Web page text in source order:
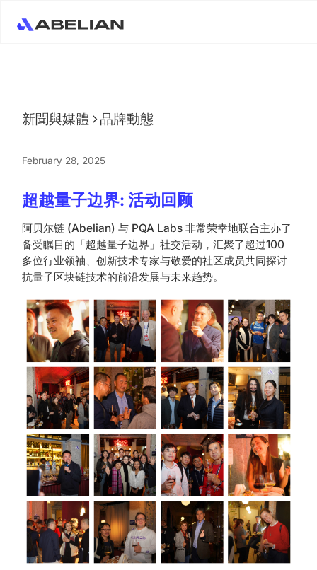
新聞與媒體 品牌動態
February 28, 2025
超越量子边界: 活动回顾
阿贝尔链 (Abelian) 与 PQA Labs 非常荣幸地联合主办了
备受瞩目的「超越量子边界」社交活动，汇聚了超过100
多位行业领袖、创新技术专家与敬爱的社区成员共同探讨
抗量子区块链技术的前沿发展与未来趋势。